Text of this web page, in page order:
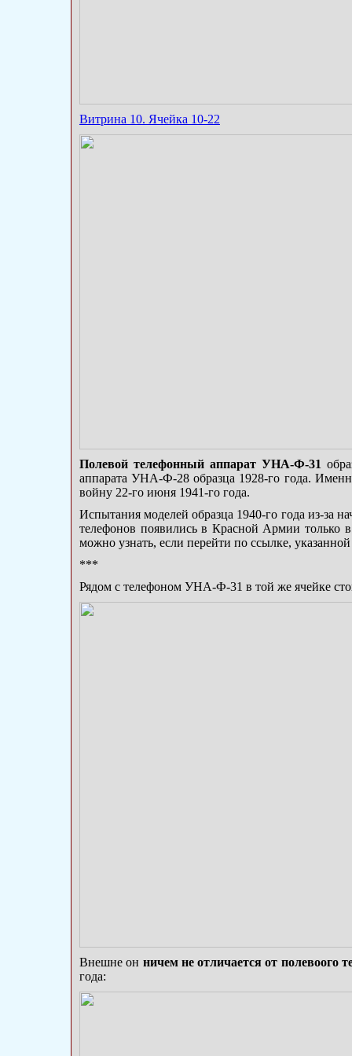
Витрина 10. Ячейка 10-22
Полевой телефонный аппарат УНА-Ф-31
аппарата УНА-Ф-28 образца 1928-го года.
войну 22-го июня 1941-го года.
Испытания моделей образца 1940-го года из-за
телефонов появились в Красной Армии
можно узнать, если перейти по ссылке,
***
Рядом с телефоном УНА-Ф-31 в той же ячейке
Внешне он ничем не отличается от полевоого
года: